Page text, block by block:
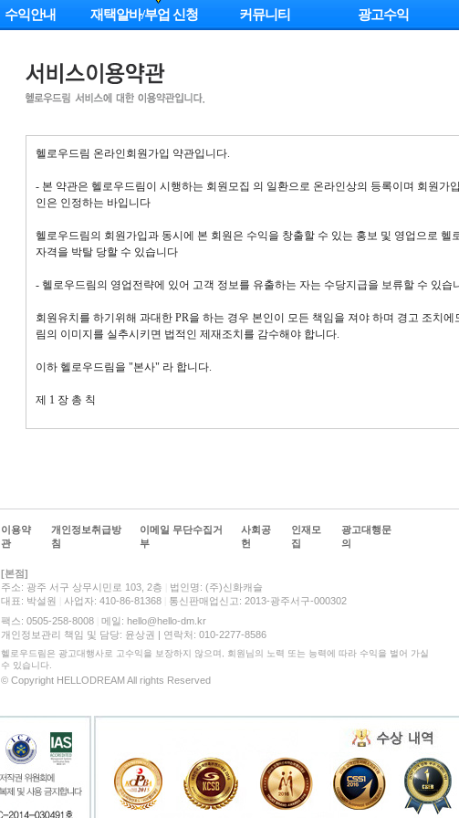
수익안내 재택알바/부업 신청 커뮤니티 광고수익
헬로우드림 온라인회원가입 약관입니다.
- 본 약관은 헬로우드림이 시행하는 회원모집 의 일환으로 온라인상의 등록이며 회원가
인은 인정하는 바입니다
헬로우드림의 회원가입과 동시에 본 회원은 수익을 창출할 수 있는 홍보 및 영업으로
자격을 박탈 당할 수 있습니다
- 헬로우드림의 영업전략에 있어 고객 정보를 유출하는 자는 수당지급을 보류할 수 있습
회원유치를 하기위해 과대한 PR을 하는 경우 본인이 모든 책임을 져야 하며 경고 조치
림의 이미지를 실추시키면 법적인 제재조치를 감수해야 합니다.
이하 헬로우드림을 "본사" 라 합니다.
제 1 장 총 칙
제 1 조 (목 적)
① 본 약관은 홈페이지에 가입된 고객을 포함하여 홈페이지를 이용하고자 하는 모든 이
② 본 약관의 내용은 홈페이지 화면에 게시, 기타 회원에게 공시하는 방법으로 알리며,
③ 본 약관은 본사에서 필요하다고 인정되는 경우 변경할 수 있으며, 약관이 변경된 경
제 3 조 (약관 외 준칙)
이 약관에 명시되지 않은 사항은 전기통신기본법, 전기통신사업법 등 기타 관계법령 및
이 약관에서 사용하는 용어의 정의는 다음과 같습니다.
① 회원 : 본사의 홈페이지 이용계약을 체결한 개인이나 법인 또는 법인에 준하는 단체
이용약
관
개인정보취급방
침
이메일 무단수집거
부
사회공
헌
인재모
집
광고대행문
의
[본점]
주소: 광주 서구 상무시민로 103, 2층
법인명: (주)신화캐슬
대표: 박설원
사업자: 410-86-81368
통신판매업신고: 2013-광주서구-000302
팩스: 0505-258-8008
메일: hello@hello-dm.kr
개인정보관리 책임 및 담당: 윤상권 | 연락처: 010-2277-8586
헬로우드림은 광고대행사로 고수익을 보장하지 않으며, 회원님의 노력 또는 능력에 따라 수익을 벌어 가실
수 있습니다.
© Copyright HELLODREAM All rights Reserved